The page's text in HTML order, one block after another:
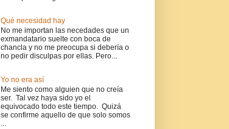
Qué necesidad hay
No me importan las necedades que un
exmandatario suelte con boca de
chancla y no me preocupa si debería o
no pedir disculpas por ellas. Pero...
Yo no era así
Me siento como alguien que no creía
ser. Tal vez haya sido yo el
equivocado todo este tiempo. Quizá
se confirme aquello de que solo somos
...